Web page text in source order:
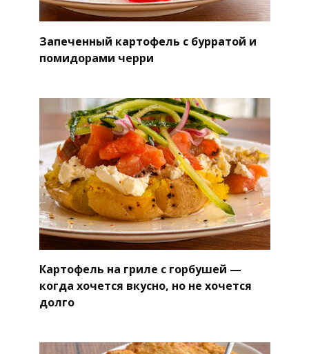
Запеченный картофель с бурратой и
помидорами черри
Картофель на гриле с горбушей —
когда хочется вкусно, но не хочется
долго